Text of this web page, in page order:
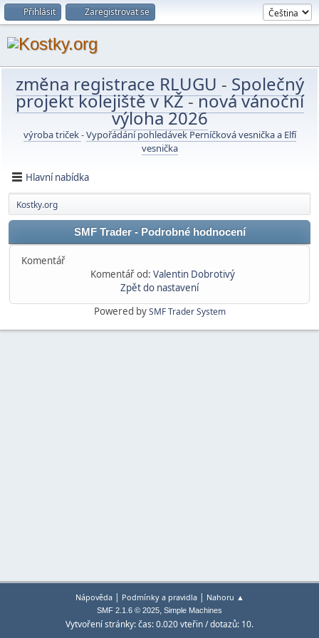
Přihlásit Zaregistrovat se
změna registrace RLUGU - Společný
projekt kolejiště v KŽ-nová vánoční
výloha 2026
výroba triček-Vypořádání pohledávek Perníčková vesnička a Elfí
vesnička
Hlavní nabídka
Kostky.org
SMF Trader - Podrobné hodnocení
Komentář
Komentář od: Valentin Dobrotivý
Zpět do nastavení
Powered bySMF Trader System
Nápověda| Podmínky a pravidla| Nahoru ▲
SMF 2.1.6 © 2025, Simple Machines
Vytvoření stránky: čas: 0.020 vteřin / dotazů: 10.